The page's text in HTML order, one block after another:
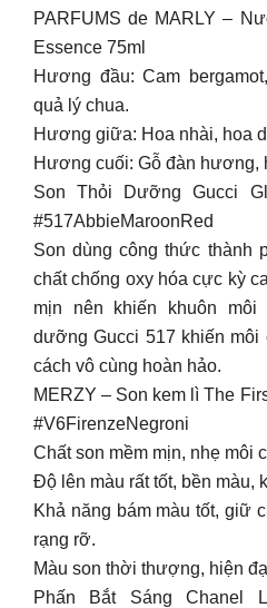
PARFUMS de MARLY –
Essence 75ml
Hương đầu: Cam
quả lý chua.
Hương giữa: Hoa nhài, hoa
Hương cuối: Gỗ đàn hương,
Son Thỏi Dưỡng Gucci
#517AbbieMaroonRed
Son dùng công thức thành
chất chống oxy hóa cực kỳ
mịn nên khiến khuôn
dưỡng Gucci 517 khiến môi
cách vô cùng hoàn hảo.
MERZY – Son kem lì The
#V6FirenzeNegroni
Chất son mềm mịn, nhẹ môi
Độ lên màu rất tốt, bền màu,
Khả năng bám màu tốt, giữ
rạng rỡ.
Màu son thời thượng, hiện
Phấn Bắt Sáng Chanel